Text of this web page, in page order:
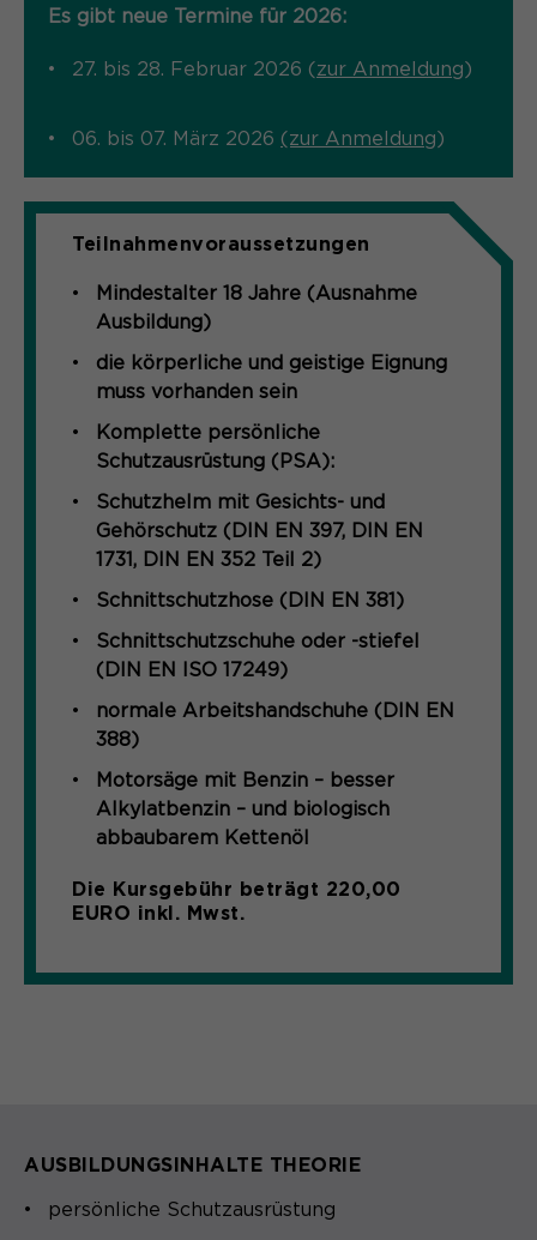
Laufzeit 1 Monat
Zweck
Benutzers für Cookies auf der
aktuellen Domäne.
Es gibt neue Termine für 2026:
27. bis 28. Februar 2026 (zur Anmeldung)
06. bis 07. März 2026 (zur Anmeldung)
Teilnahmenvoraussetzungen
Mindestalter 18 Jahre (Ausnahme
Ausbildung)
die körperliche und geistige Eignung
muss vorhanden sein
Komplette persönliche
Schutzausrüstung (PSA):
Schutzhelm mit Gesichts- und
Gehörschutz (DIN EN 397, DIN EN
1731, DIN EN 352 Teil 2)
Schnittschutzhose (DIN EN 381)
Schnittschutzschuhe oder -stiefel
(DIN EN ISO 17249)
normale Arbeitshandschuhe (DIN EN
388)
Motorsäge mit Benzin – besser
Alkylatbenzin – und biologisch
abbaubarem Kettenöl
Die Kursgebühr beträgt 220,00
EURO inkl. Mwst.
AUSBILDUNGSINHALTE THEORIE
persönliche Schutzausrüstung